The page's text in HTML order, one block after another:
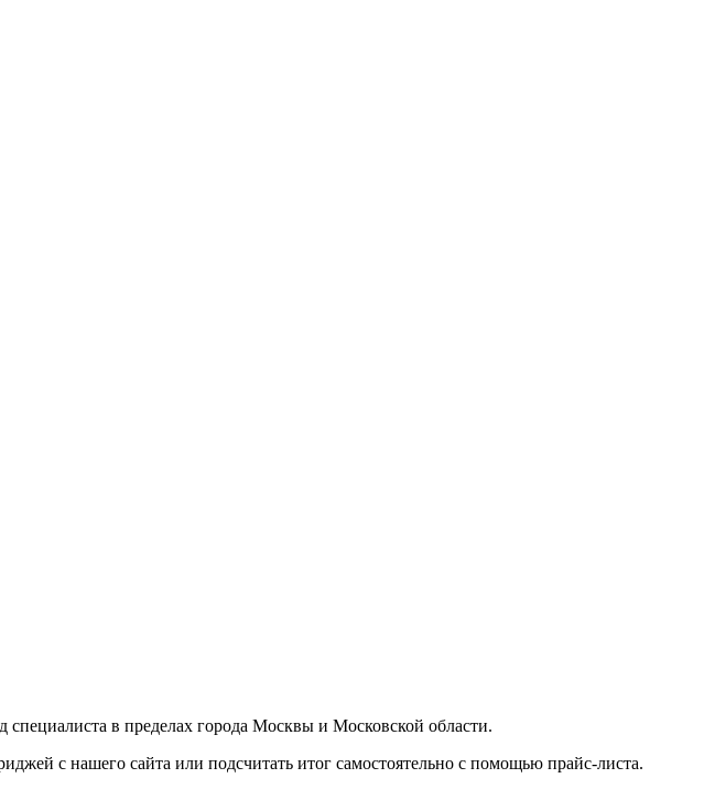
в пределах города Москвы и Московской области.
с нашего сайта или подсчитать итог самостоятельно с помощью прайс-листа.